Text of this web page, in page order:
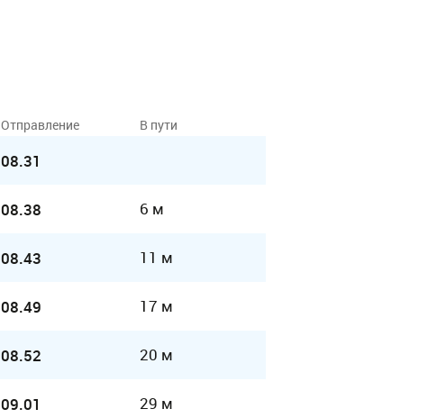
Отправление В пути
08.31
08.38 6 м
08.43 11 м
08.49 17 м
08.52 20 м
09.01 29 м